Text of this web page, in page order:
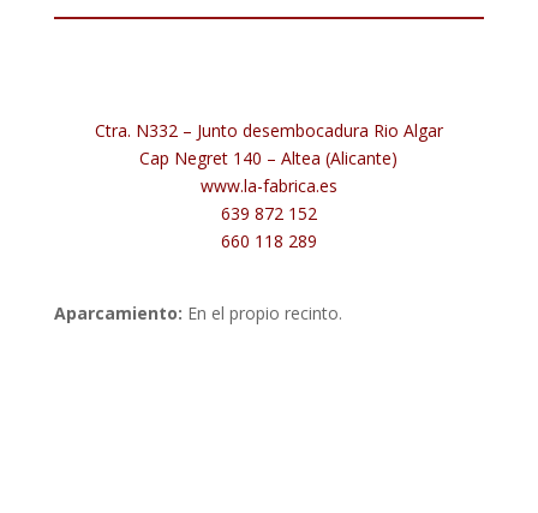
Ctra. N332 – Junto desembocadura Rio Algar
Cap Negret 140 – Altea (Alicante)
www.la-fabrica.es
639 872 152
660 118 289
Aparcamiento: En el propio recinto.